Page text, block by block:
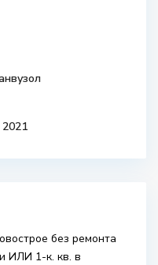
2021
без ремонта
ИЛИ 1-к. кв. в